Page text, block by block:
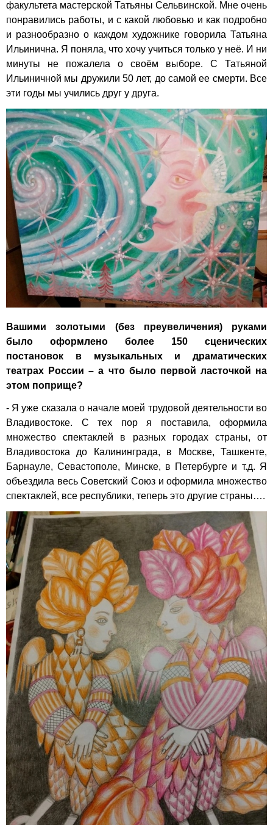
факультета мастерской Татьяны Сельвинской. Мне очень
понравились работы, и с какой любовью и как подробно
и разнообразно о каждом художнике говорила Татьяна
Ильинична. Я поняла, что хочу учиться только у неё. И ни
минуты не пожалела о своём выборе. С Татьяной
Ильиничной мы дружили 50 лет, до самой ее смерти. Все
эти годы мы учились друг у друга.
Вашими золотыми (без преувеличения) руками
было оформлено более 150 сценических
постановок в музыкальных и драматических
театрах России – а что было первой ласточкой на
этом поприще?
- Я уже сказала о начале моей трудовой деятельности во
Владивостоке. С тех пор я поставила, оформила
множество спектаклей в разных городах страны, от
Владивостока до Калининграда, в Москве, Ташкенте,
Барнауле, Севастополе, Минске, в Петербурге и т.д. Я
объездила весь Советский Союз и оформила множество
спектаклей, все республики, теперь это другие страны….